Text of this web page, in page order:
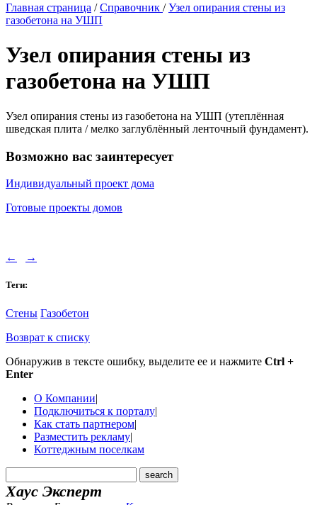
Главная страница / Справочник / Узел опирания стены из
газобетона на УШП
Узел опирания стены из
газобетона на УШП
Узел опирания стены из газобетона на УШП (утеплённая
шведская плита / мелко заглублённый ленточный фундамент).
Возможно вас заинтересует
Индивидуальный проект дома
Готовые проекты домов
← →
Теги:
Стены Газобетон
Возврат к списку
Обнаружив в тексте ошибку, выделите ее и нажмите Ctrl +
Enter
О Компании|
Подключиться к порталу|
Как стать партнером|
Разместить рекламу|
Коттеджным поселкам
Хаус Эксперт